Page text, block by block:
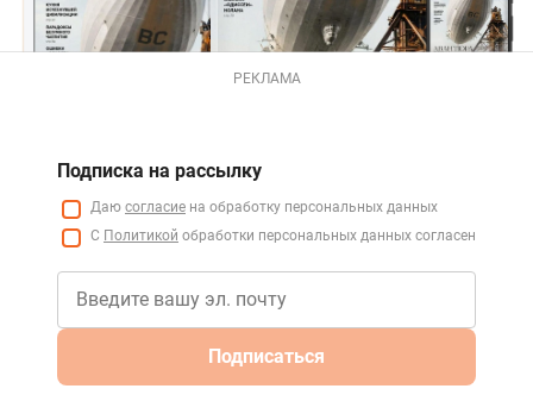
РЕКЛАМА
Подписка на рассылку
Даю согласие на обработку персональных данных
С Политикой обработки персональных данных согласен
Подписаться